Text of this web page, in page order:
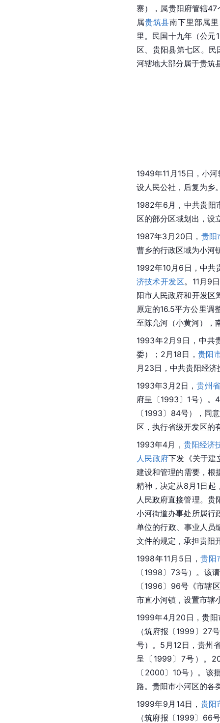
寨），属贵阳府管辖47
属贵筑县南下里部属
里。民国十九年（公元
区、贵阳县第七区。
河辖地大部分属于贵筑
1949年11月15日，小
设人民公社，后复为乡
1982年6月，中共贵阳
区的部分区域划出，设
1987年3月20日， 贵阳
曹乡的行政区域为小河
1992年10月6日，中共
济技术开发区。11月9
阳市人民政府和开发区
原定的16.5平方公里调
至陈亮河（小黄河），
1993年2月9日，中共
委）；2月18日， 贵阳
月23日，中共贵阳经
1993年3月2日，贵州
府呈〔1993〕1号）
〔1993〕84号），同
区，执行省级开发区的
1993年4月， 贵阳经济
人民政府下发《关于建
建设和管理的需要，根
精神，决定从8月1日起
人民政府直接管理。 贵
小河街道办事处所属行
单位的行政、事业人员
文件的规定，承担贵阳
1998年11月5日，贵阳
〔1998〕73号）。该
〔1996〕96号《市辖
市直小河镇，设置市辖
1999年4月20日，贵阳
（筑府报〔1999〕27
号）。5月12日，贵州
呈〔1999〕7号）。
〔2000〕10号）。该
路。 贵阳市小河区的各
1999年9月14日， 贵阳
（筑府报〔1999〕66